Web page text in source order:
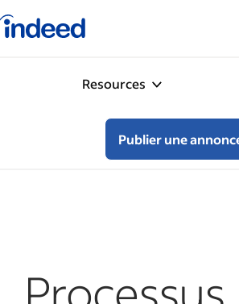
Indeed – Entreprises
Resources
Publier une
Processus